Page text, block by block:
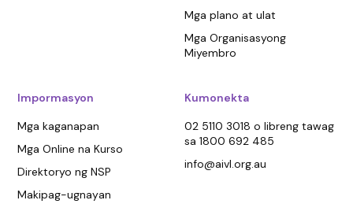
Mga plano at ulat
Mga Organisasyong
Miyembro
Impormasyon
Mga kaganapan
Mga Online na Kurso
Direktoryo ng NSP
Makipag-ugnayan
Kumonekta
02 5110 3018 o libreng tawag
sa 1800 692 485
info@aivl.org.au